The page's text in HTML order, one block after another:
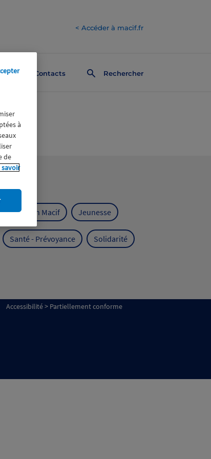
< Accéder à macif.fr
Contacts Rechercher
Fondation Macif Jeunesse
Santé - Prévoyance Solidarité
Accessibilité > Partiellement conforme
à
de
savoir